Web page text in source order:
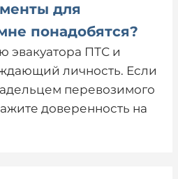
для
понадобятся?
эвакуатора ПТС и
личность. Если
перевозимого
доверенность на